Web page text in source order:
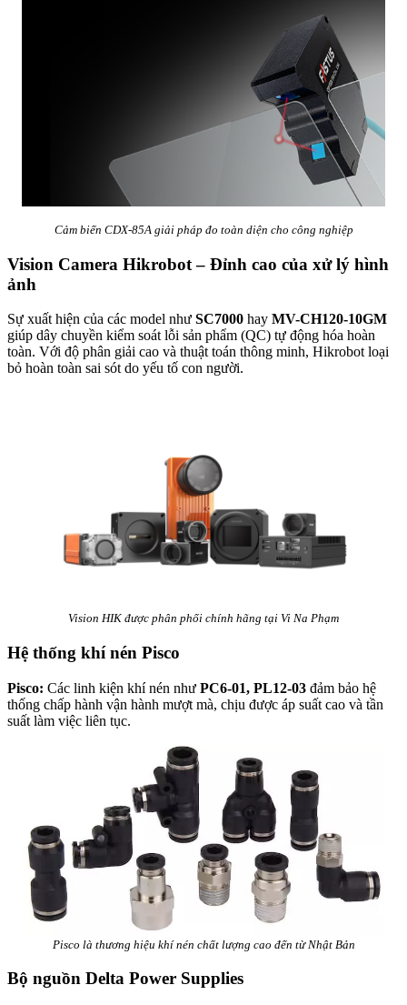
Cảm biến CDX-85A giải pháp đo toàn diện cho công nghiệp
Vision Camera Hikrobot – Đỉnh cao của xử lý hình
ảnh
Sự xuất hiện của các model như SC7000 hay MV-CH120-10GM
giúp dây chuyền kiểm soát lỗi sản phẩm (QC) tự động hóa hoàn
toàn. Với độ phân giải cao và thuật toán thông minh, Hikrobot loại
bỏ hoàn toàn sai sót do yếu tố con người.
Vision HIK được phân phối chính hãng tại Vi Na Phạm
Hệ thống khí nén Pisco
Pisco: Các linh kiện khí nén như PC6-01, PL12-03 đảm bảo hệ
thống chấp hành vận hành mượt mà, chịu được áp suất cao và tần
suất làm việc liên tục.
Pisco là thương hiệu khí nén chất lượng cao đến từ Nhật Bản
Bộ nguồn Delta Power Supplies